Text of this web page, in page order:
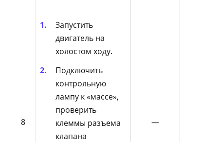
8
Запустить
двигатель на
холостом ходу.
Подключить
контрольную
лампу к «массе»,
проверить
клеммы разъема
клапана
—